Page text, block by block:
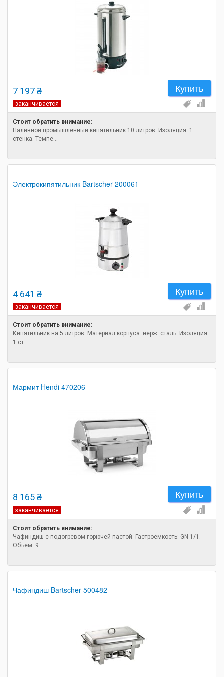
7 197 ₴ Купить
заканчивается
Стоит обратить внимание:
Наливной промышленный кипятильник 10 литров. Изоляция: 1
стенка. Темпе...
Электрокипятильник Bartscher 200061
4 641 ₴ Купить
заканчивается
Стоит обратить внимание:
Кипятильник на 5 литров. Материал корпуса: нерж. сталь. Изоляция:
1 ст...
Мармит Hendi 470206
8 165 ₴ Купить
заканчивается
Стоит обратить внимание:
Чафиндиш c подогревом горючей пастой. Гастроемкость: GN 1/1.
Объем: 9 ...
Чафиндиш Bartscher 500482